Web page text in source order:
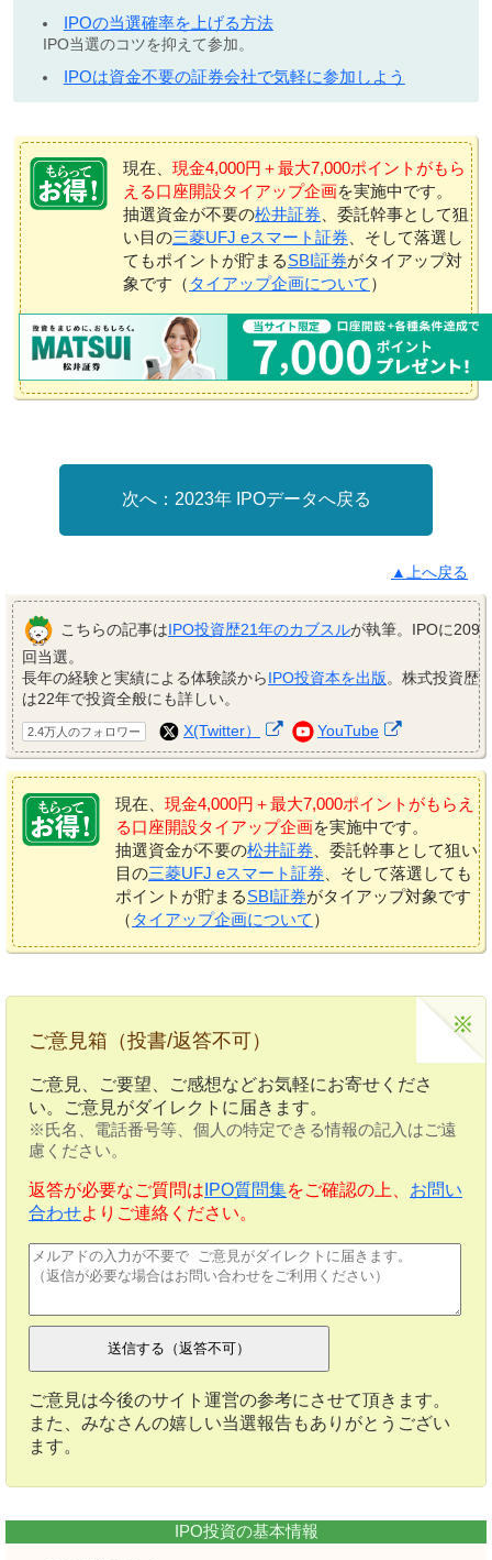
IPOの当選確率を上げる方法
IPO当選のコツを抑えて参加。
IPOは資金不要の証券会社で気軽に参加しよう
現在、 現金4,000円＋最大7,000ポイントがもら
える口座開設タイアップ企画を実施中です。
抽選資金が不要の松井証券 、委託幹事として狙
い目の三菱UFJ eスマート証券 、そして落選し
てもポイントが貯まるSBI証券がタイアップ対
象です（ タイアップ企画について ）
2023年 IPOデータへ戻る
▲上へ戻る
こちらの記事はIPO投資歴21年のカブスルが執筆。IPOに209
回当選。
長年の経験と実績による体験談からIPO投資本を出版。株式投資歴
は22年で投資全般にも詳しい。
2.4万人のフォロワー X(Twitter） YouTube
現在、 現金4,000円＋最大7,000ポイントがもらえ
る口座開設タイアップ企画を実施中です。
抽選資金が不要の松井証券 、委託幹事として狙い
目の三菱UFJ eスマート証券 、そして落選しても
ポイントが貯まるSBI証券がタイアップ対象です
（ タイアップ企画について ）
ご意見箱（投書/返答不可）
ご意見、ご要望、ご感想などお気軽にお寄せくださ
い。ご意見がダイレクトに届きます。
※氏名、電話番号等、個人の特定できる情報の記入はご遠
慮ください。
返答が必要なご質問は IPO質問集をご確認の上、 お問い
合わせよりご連絡ください。
ご意見は今後のサイト運営の参考にさせて頂きます。
また、みなさんの嬉しい当選報告もありがとうござい
ます。
IPO投資の基本情報